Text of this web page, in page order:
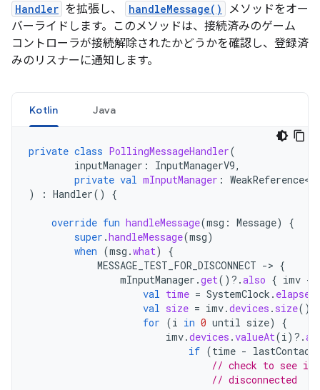
Handler を拡張し、 handleMessage()
メソッドをオー
バーライドします。このメソッドは、接続済みのゲーム
コントローラが接続解除されたかどうかを確認し、登録済
みのリスナーに通知します。
Kotlin Java
private class PollingMessageHandler(
inputManager : InputManagerV9,
private val mInputManager :
)
: Handler() {
override fun handleMessage(msg : Message)
{
super .handleMessage(msg)
when (msg .what)
{
MESSAGE_TEST_FOR_DISCONNECT -> {
mInputManager .get() ?.also { imv -
val time = SystemClock .
val size = imv.devices . size()
for (i in 0 until size)
{
imv.devices .valueAt(i) ?.
if (time - lastContact
// check to see if
// disconnected